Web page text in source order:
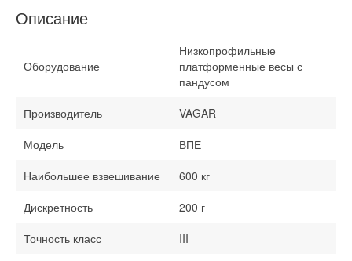
Описание
Оборудование
Низкопрофильные
платформенные весы с
пандусом
Производитель
VAGAR
Модель
ВПЕ
Наибольшее взвешивание
600 кг
Дискретность
200 г
Точность класс
III